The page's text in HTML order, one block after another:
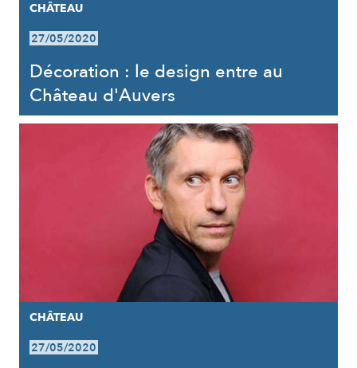
CHÂTEAU
27/05/2020
Décoration : le design entre au
Château d'Auvers
CHÂTEAU
27/05/2020